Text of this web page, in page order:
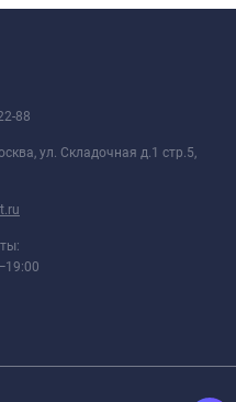
88
ул. Складочная д.1 стр.5,